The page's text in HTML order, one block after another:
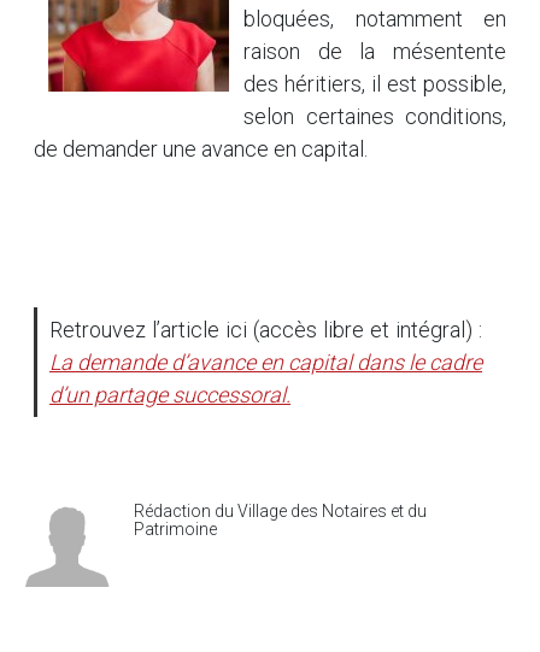
bloquées, notamment en
raison de la mésentente
des héritiers, il est possible,
selon certaines conditions,
de demander une avance en capital.
Retrouvez l’article ici (accès libre et intégral) :
La demande d’avance en capital dans le cadre
d’un partage successoral.
Rédaction du Village des Notaires et du
Patrimoine